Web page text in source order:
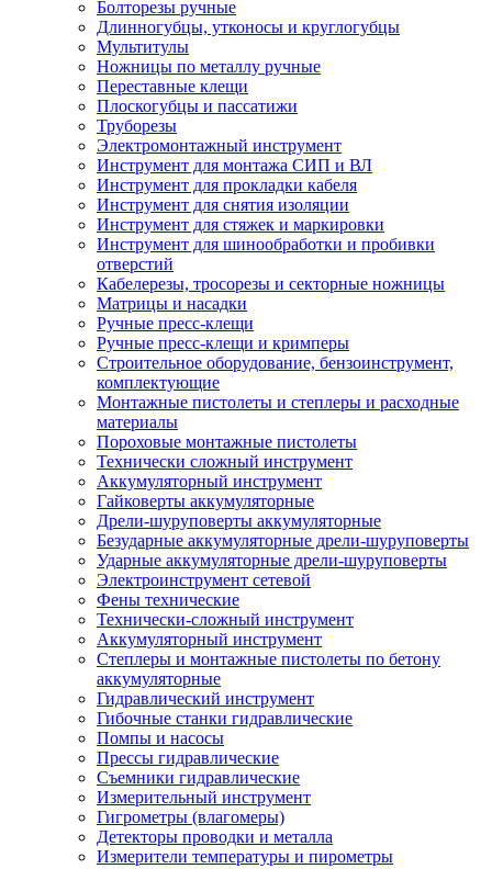
Болторезы ручные
Длинногубцы, утконосы и круглогубцы
Мультитулы
Ножницы по металлу ручные
Переставные клещи
Плоскогубцы и пассатижи
Труборезы
Электромонтажный инструмент
Инструмент для монтажа СИП и ВЛ
Инструмент для прокладки кабеля
Инструмент для снятия изоляции
Инструмент для стяжек и маркировки
Инструмент для шинообработки и пробивки
отверстий
Кабелерезы, тросорезы и секторные ножницы
Матрицы и насадки
Ручные пресс-клещи
Ручные пресс-клещи и кримперы
Строительное оборудование, бензоинструмент,
комплектующие
Монтажные пистолеты и степлеры и расходные
материалы
Пороховые монтажные пистолеты
Технически сложный инструмент
Аккумуляторный инструмент
Гайковерты аккумуляторные
Дрели-шуруповерты аккумуляторные
Безударные аккумуляторные дрели-шуруповерты
Ударные аккумуляторные дрели-шуруповерты
Электроинструмент сетевой
Фены технические
Технически-сложный инструмент
Аккумуляторный инструмент
Степлеры и монтажные пистолеты по бетону
аккумуляторные
Гидравлический инструмент
Гибочные станки гидравлические
Помпы и насосы
Прессы гидравлические
Съемники гидравлические
Измерительный инструмент
Гигрометры (влагомеры)
Детекторы проводки и металла
Измерители температуры и пирометры